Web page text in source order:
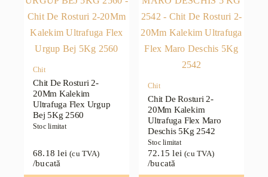
Chit
Chit De Rosturi 2-
20Mm Kalekim
Ultrafuga Flex Urgup
Bej 5Kg 2560
Stoc limitat
68.18lei (cu TVA)
/bucată
Chit
Chit De Rosturi 2-
20Mm Kalekim
Ultrafuga Flex Maro
Deschis 5Kg 2542
Stoc limitat
72.15lei (cu TVA)
/bucată